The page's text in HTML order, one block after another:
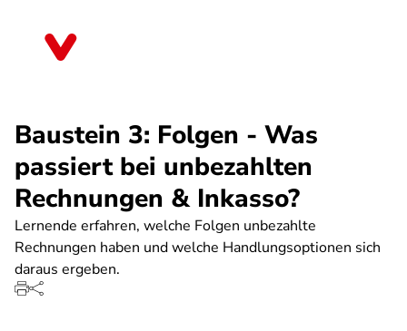
Baustein 3: Folgen - Was
passiert bei unbezahlten
Rechnungen & Inkasso?
Lernende erfahren, welche Folgen unbezahlte
Rechnungen haben und welche Handlungsoptionen sich
daraus ergeben.